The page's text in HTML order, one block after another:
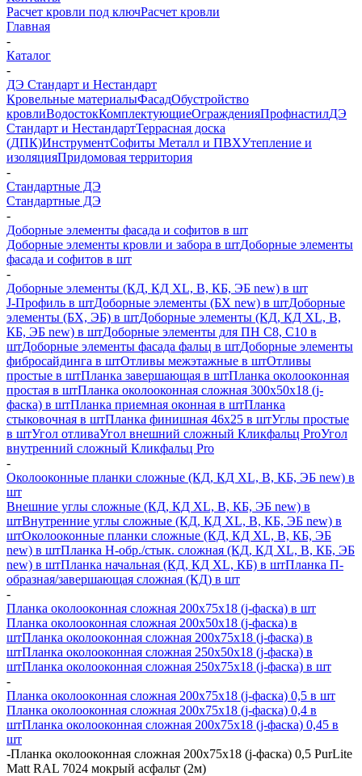
Расчет кровли под ключРасчет кровли
Главная
-
Каталог
-
ДЭ Стандарт и Нестандарт
Кровельные материалыФасадОбустройство
кровлиВодостокКомплектующиеОгражденияПрофнастилДЭ
Стандарт и НестандартТеррасная доска
(ДПК)ИнструментСофиты Металл и ПВХУтепление и
изоляцияПридомовая территория
-
Стандартные ДЭ
Стандартные ДЭ
-
Доборные элементы фасада и софитов в шт
Доборные элементы кровли и забора в штДоборные элементы
фасада и софитов в шт
-
Доборные элементы (КД, КД XL, В, КБ, ЭБ new) в шт
J-Профиль в штДоборные элементы (БХ new) в штДоборные
элементы (БХ, ЭБ) в штДоборные элементы (КД, КД XL, В,
КБ, ЭБ new) в штДоборные элементы для ПН С8, С10 в
штДоборные элементы фасада фальц в штДоборные элементы
фибросайдинга в штОтливы межэтажные в штОтливы
простые в штПланка завершающая в штПланка околооконная
простая в штПланка околооконная сложная 300х50х18 (j-
фаска) в штПланка приемная оконная в штПланка
стыковочная в штПланка финишная 46х25 в штУглы простые
в штУгол отливаУгол внешний сложный Кликфальц ProУгол
внутренний сложный Кликфальц Pro
-
Околооконные планки сложные (КД, КД XL, В, КБ, ЭБ new) в
шт
Внешние углы сложные (КД, КД XL, В, КБ, ЭБ new) в
штВнутренние углы сложные (КД, КД XL, В, КБ, ЭБ new) в
штОколооконные планки сложные (КД, КД XL, В, КБ, ЭБ
new) в штПланка H-обр./стык. сложная (КД, КД XL, В, КБ, ЭБ
new) в штПланка начальная (КД, КД XL, КБ) в штПланка П-
образная/завершающая сложная (КД) в шт
-
Планка околооконная сложная 200х75х18 (j-фаска) в шт
Планка околооконная сложная 200х50х18 (j-фаска) в
штПланка околооконная сложная 200х75х18 (j-фаска) в
штПланка околооконная сложная 250х50х18 (j-фаска) в
штПланка околооконная сложная 250х75х18 (j-фаска) в шт
-
Планка околооконная сложная 200х75х18 (j-фаска) 0,5 в шт
Планка околооконная сложная 200х75х18 (j-фаска) 0,4 в
штПланка околооконная сложная 200х75х18 (j-фаска) 0,45 в
шт
-Планка околооконная сложная 200х75х18 (j-фаска) 0,5 PurLite
Matt RAL 7024 мокрый асфальт (2м)